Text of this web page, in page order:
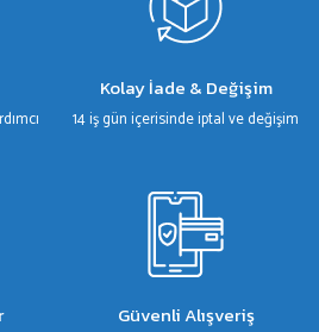
Kolay İade & Değişim
14 iş gün içerisinde iptal ve değişim
Güvenli Alışveriş